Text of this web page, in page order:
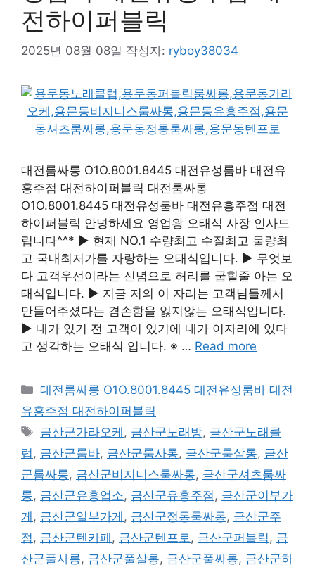
전하이퍼블릭
2025년 08월 08일 작성자: ryboy38034
대전룸싸롱 O1O.8001.8445 대전유성룸바 대전유
흥주점 대전하이퍼블릭 대전룸싸롱
O1O.8001.8445 대전유성룸바 대전유흥주점 대전
하이퍼블릭 안녕하세요 영업왕 오태식 사장 인사드
립니다^^* ▶ 현재 NO.1 수량최고 수질최고 물량최
고 국내최저가를 자랑하는 오태식입니다. ▶ 무엇보
다 고객우선이라는 신념으로 허리를 굽힐줄 아는 오
태식입니다. ▶ 지금 저의 이 자리는 고객님들께서
만들어주셨다는 겸손함을 잃지않는 오태식입니다.
▶ 내가 있기 전 고객이 있기에 내가 이자리에 있다
고 생각하는 오태식 입니다. ※ … Read more
카
테
리
대전룸싸롱 O1O.8001.8445 대전유성룸바 대전
유흥주점 대전하이퍼블릭
태
그
금산군가라오케 , 금산군노래방, 금산군노래클
럽, 금산군룸바, 금산군룸사롱, 금산군룸살롱, 금산
군룸싸롱, 금산군비지니스룸싸롱, 금산군셔츠룸싸
롱, 금산군유흥업소, 금산군유흥주점, 금산군이부가
게 , 금산군일부가게 , 금산군정통룸싸롱, 금산군주
점, 금산군텐카페 , 금산군텐프로, 금산군퍼블릭, 금
산군풀사롱, 금산군풀살롱, 금산군풀싸롱, 금산군하